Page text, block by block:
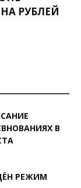
РУБЛЕЙ
В
РЕЖИМ